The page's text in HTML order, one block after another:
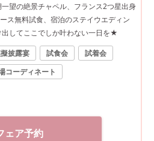
望の絶景チャペル、フランス2つ星出身
ス無料試食、宿泊のステイウエディン
出してここでしか叶わない一日を★
披露宴 試食会
試着会
コーディネート
ェア予約